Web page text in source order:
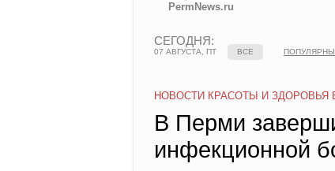
PermNews.ru
СЕГОДНЯ:
07 АВГУСТА, ПТ ВСЕ
НОВОСТИ КРАСОТЫ И ЗДОРОВЬЯ
В Перми
инфекционной